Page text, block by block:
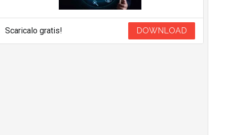
Scaricalo gratis! DOWNLOAD